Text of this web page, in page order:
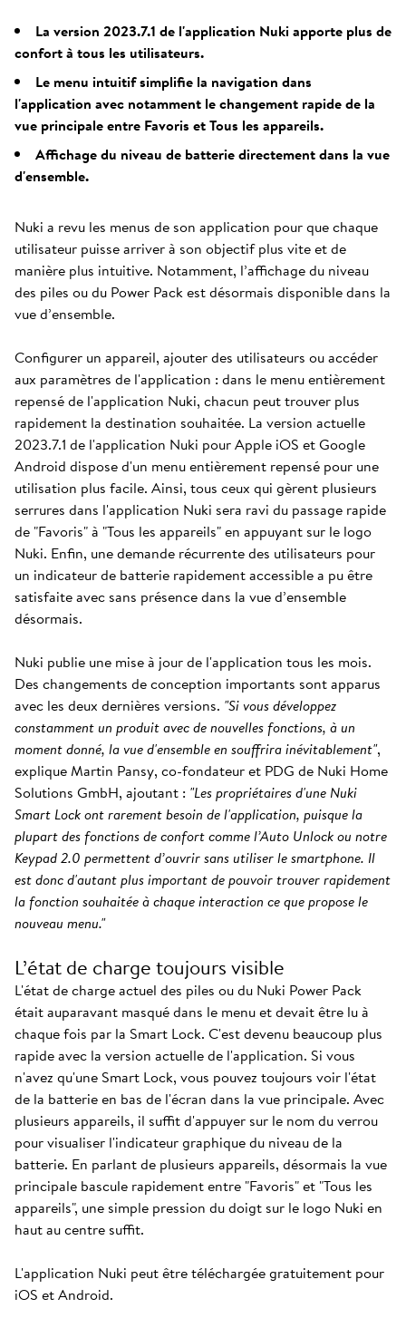
La version 2023.7.1 de l'application Nuki apporte plus de
confort à tous les utilisateurs.
Le menu intuitif simplifie la navigation dans
l'application avec notamment le changement rapide de la
vue principale entre Favoris et Tous les appareils.
Affichage du niveau de batterie directement dans la vue
d'ensemble.
Nuki a revu les menus de son application pour que chaque
utilisateur puisse arriver à son objectif plus vite et de
manière plus intuitive. Notamment, l’affichage du niveau
des piles ou du Power Pack est désormais disponible dans la
vue d’ensemble.
Configurer un appareil, ajouter des utilisateurs ou accéder
aux paramètres de l'application : dans le menu entièrement
repensé de l'application Nuki, chacun peut trouver plus
rapidement la destination souhaitée. La version actuelle
2023.7.1 de l'application Nuki pour Apple iOS et Google
Android dispose d'un menu entièrement repensé pour une
utilisation plus facile. Ainsi, tous ceux qui gèrent plusieurs
serrures dans l'application Nuki sera ravi du passage rapide
de "Favoris" à "Tous les appareils" en appuyant sur le logo
Nuki. Enfin, une demande récurrente des utilisateurs pour
un indicateur de batterie rapidement accessible a pu être
satisfaite avec sans présence dans la vue d’ensemble
désormais.
Nuki publie une mise à jour de l'application tous les mois.
Des changements de conception importants sont apparus
avec les deux dernières versions. "Si vous développez
constamment un produit avec de nouvelles fonctions, à un
moment donné, la vue d'ensemble en souffrira inévitablement",
explique Martin Pansy, co-fondateur et PDG de Nuki Home
Solutions GmbH, ajoutant : "Les propriétaires d'une Nuki
Smart Lock ont rarement besoin de l'application, puisque la
plupart des fonctions de confort comme l’Auto Unlock ou notre
Keypad 2.0 permettent d’ouvrir sans utiliser le smartphone. Il
est donc d'autant plus important de pouvoir trouver rapidement
la fonction souhaitée à chaque interaction ce que propose le
nouveau menu."
L’état de charge toujours visible
L'état de charge actuel des piles ou du Nuki Power Pack
était auparavant masqué dans le menu et devait être lu à
chaque fois par la Smart Lock. C'est devenu beaucoup plus
rapide avec la version actuelle de l'application. Si vous
n'avez qu'une Smart Lock, vous pouvez toujours voir l'état
de la batterie en bas de l'écran dans la vue principale. Avec
plusieurs appareils, il suffit d'appuyer sur le nom du verrou
pour visualiser l'indicateur graphique du niveau de la
batterie. En parlant de plusieurs appareils, désormais la vue
principale bascule rapidement entre "Favoris" et "Tous les
appareils", une simple pression du doigt sur le logo Nuki en
haut au centre suffit.
L'application Nuki peut être téléchargée gratuitement pour
iOS et Android.